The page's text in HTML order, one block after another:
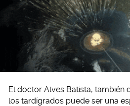
El doctor Alves Batista, también
los tardígrados puede ser una